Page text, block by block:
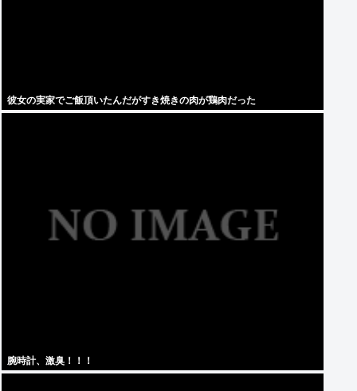
彼女の実家でご飯頂いたんだがすき焼きの肉が鶏肉だった
腕時計、激臭！！！